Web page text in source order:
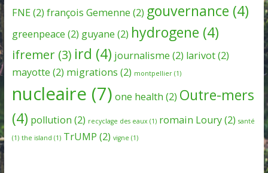
FNE(2) françois Gemenne (2) gouvernance (4)
greenpeace (2) guyane (2) hydrogene (4)
ifremer(3) ird (4) journalisme (2) larivot(2)
mayotte (2) migrations (2) montpellier(1)
nucleaire (7) one health (2) Outre-mers
(4) pollution (2) recyclage des eaux (1) romain Loury(2) santé
(1) the island (1) TrUMP (2) vigne (1)